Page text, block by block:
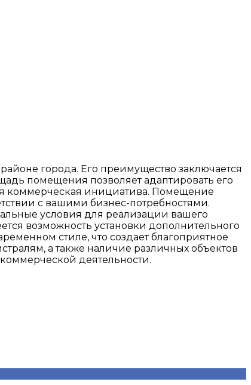
города. Его преимущество заключается
помещения позволяет адаптировать его
коммерческая инициатива. Помещение
с вашими бизнес-потребностями.
условия для реализации вашего
возможность установки дополнительного
стиле, что создает благоприятное
а также наличие различных объектов
деятельности.